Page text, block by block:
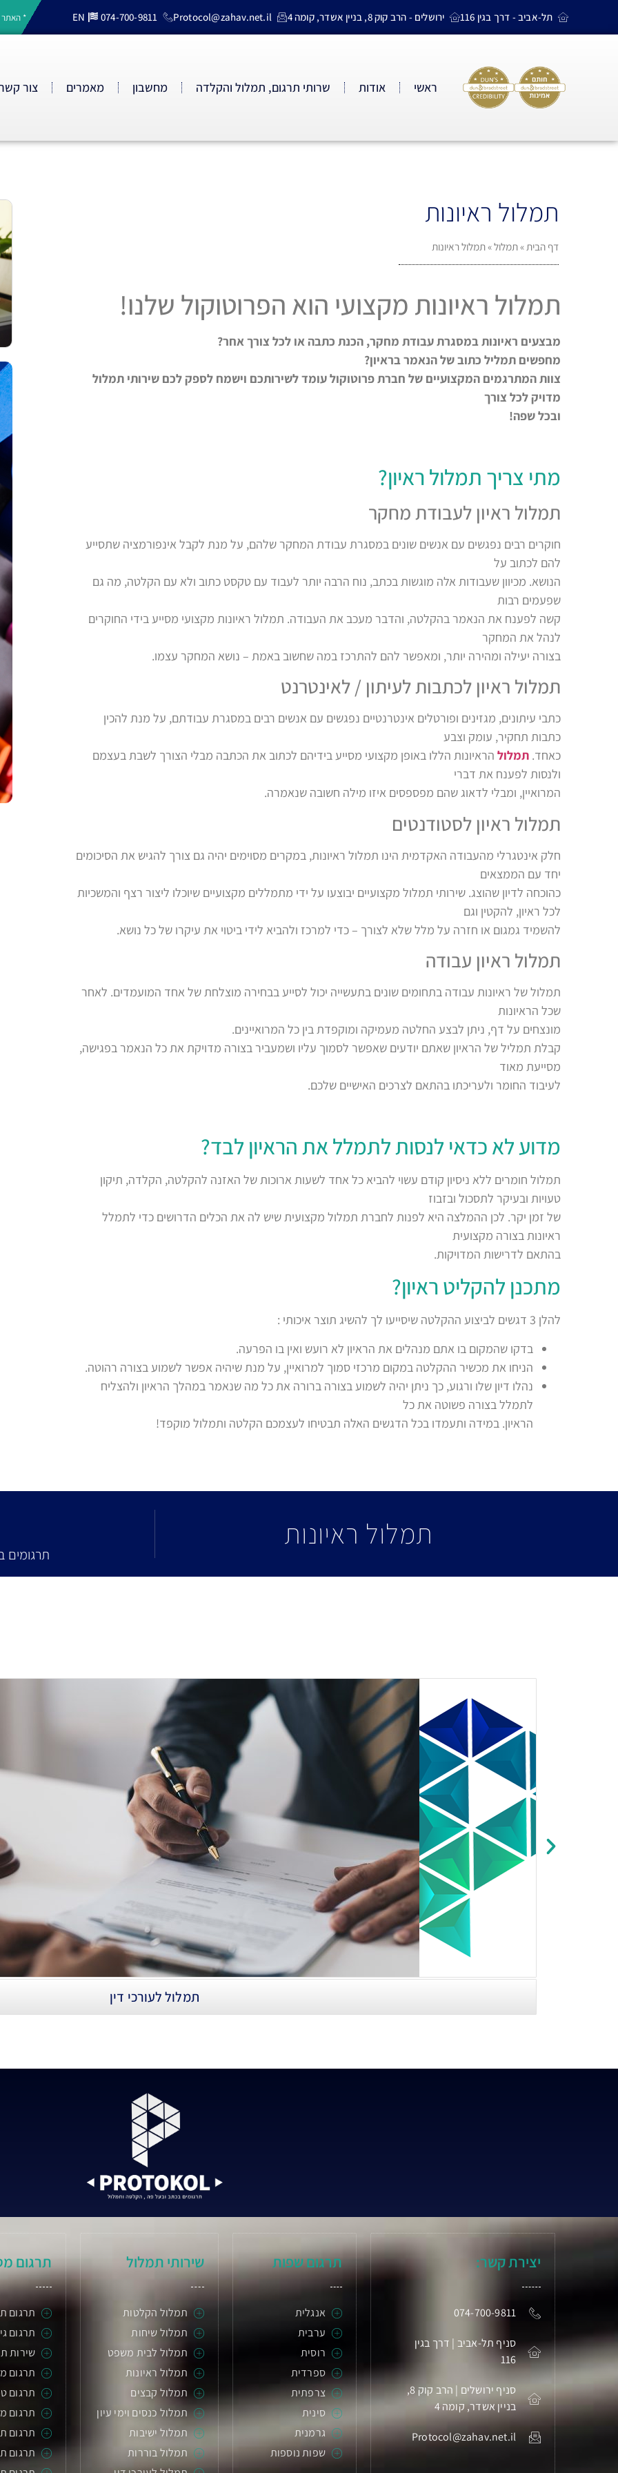
תל-אביב - דרך בגין 116 ירושלים - הרב קוק 8, בניין אשדר, קומה 4 Protocol@zahav.net.il
074-700-9811
EN * האתר
ראשי אודות שרותי תרגום, תמלול והקלדה מחשבון מאמרים צור
תמלול ראיונות
דף הבית»תמלול»תמלול ראיונות
תמלול ראיונות מקצועי הוא הפרוטוקול שלנו!
מבצעים ראיונות במסגרת עבודת מחקר, הכנת כתבה או לכל צורך אחר?
מחפשים תמליל כתוב של הנאמר בראיון?
צוות המתרגמים המקצועיים של חברת פרוטוקול עומד לשירותכם וישמח לספק לכם שירותי תמלול
מדויק לכל צורך
ובכל שפה!
מתי צריך תמלול ראיון?
תמלול ראיון לעבודת מחקר
חוקרים רבים נפגשים עם אנשים שונים במסגרת עבודת המחקר שלהם, על מנת לקבל אינפורמציה שתסייע
להם לכתוב על
הנושא. מכיוון שעבודות אלה מוגשות בכתב, נוח הרבה יותר לעבוד עם טקסט כתוב ולא עם הקלטה, מה גם
שפעמים רבות
קשה לפענח את הנאמר בהקלטה, והדבר מעכב את העבודה. תמלול ראיונות מקצועי מסייע בידי החוקרים
לנהל את המחקר
בצורה יעילה ומהירה יותר, ומאפשר להם להתרכז במה שחשוב באמת – נושא המחקר עצמו.
תמלול ראיון לכתבות לעיתון / לאינטרנט
כתבי עיתונים, מגזינים ופורטלים אינטרנטיים נפגשים עם אנשים רבים במסגרת עבודתם, על מנת להכין
כתבות תחקיר, עומק וצבע
כאחד. תמלולהראיונות הללו באופן מקצועי מסייע בידיהם לכתוב את הכתבה מבלי הצורך לשבת בעצמם
ולנסות לפענח את דברי
המרואיין, ומבלי לדאוג שהם מפספסים איזו מילה חשובה שנאמרה.
תמלול ראיון לסטודנטים
חלק אינטגרלי מהעבודה האקדמית הינו תמלול ראיונות, במקרים מסוימים יהיה גם צורך להגיש את הסיכומים
יחד עם הממצאים
כהוכחה לדיון שהוצג. שירותי תמלול מקצועיים יבוצעו על ידי מתמללים מקצועיים שיוכלו ליצור רצף והמשכיות
לכל ראיון, להקטין וגם
להשמיד גמגום או חזרה על מלל שלא לצורך – כדי למרכז ולהביא לידי ביטוי את עיקרו של כל נושא.
תמלול ראיון עבודה
תמלול של ראיונות עבודה בתחומים שונים בתעשייה יכול לסייע בבחירה מוצלחת של אחד המועמדים. לאחר
שכל הראיונות
מונצחים על דף, ניתן לבצע החלטה מעמיקה ומוקפדת בין כל המרואיינים.
קבלת תמליל של הראיון שאתם יודעים שאפשר לסמוך עליו ושמעביר בצורה מדויקת את כל הנאמר בפגישה,
מסייעת מאוד
לעיבוד החומר ולעריכתו בהתאם לצרכים האישיים שלכם.
מדוע לא כדאי לנסות לתמלל את הראיון לבד?
תמלול חומרים ללא ניסיון קודם עשוי להביא כל אחד לשעות ארוכות של האזנה להקלטה, הקלדה, תיקון
טעויות ובעיקר לתסכול ובזבוז
של זמן יקר. לכן ההמלצה היא לפנות לחברת תמלול מקצועית שיש לה את הכלים הדרושים כדי לתמלל
ראיונות בצורה מקצועית
בהתאם לדרישות המדויקות.
מתכנן להקליט ראיון?
להלן 3 דגשים לביצוע ההקלטה שיסייעו לך להשיג תוצר איכותי :
בדקו שהמקום בו אתם מנהלים את הראיון לא רועש ואין בו הפרעה.
הניחו את מכשיר ההקלטה במקום מרכזי סמוך למרואיין, על מנת שיהיה אפשר לשמוע בצורה רהוטה.
נהלו דיון שלו ורגוע, כך ניתן יהיה לשמוע בצורה ברורה את כל מה שנאמר במהלך הראיון ולהצליח
לתמלל בצורה פשוטה את כל
הראיון. במידה ותעמדו בכל הדגשים האלה תבטיחו לעצמכם הקלטה ותמלול מוקפד!
תמלול ראיונות
תרגומים
תמלול לעורכי דין
יצירת קשר:
074-700-9811
סניף תל-אביב | דרך בגין
116
סניף ירושלים | הרב קוק 8,
בניין אשדר, קומה 4
Protocol@zahav.net.il
תרגום שפות
אנגלית
ערבית
רוסית
ספרדית
צרפתית
סינית
גרמנית
שפות נוספות
שירותי תמלול
תמלול הקלטות
תמלול שיחות
תמלול לבית משפט
תמלול ראיונות
תמלול קבצים
תמלול כנסים וימי עיון
תמלול ישיבות
תמלול בוררות
תרגום
תרגום
תרגום
שירות
תרגום
תרגום
תרגום
תרגום
תרגום